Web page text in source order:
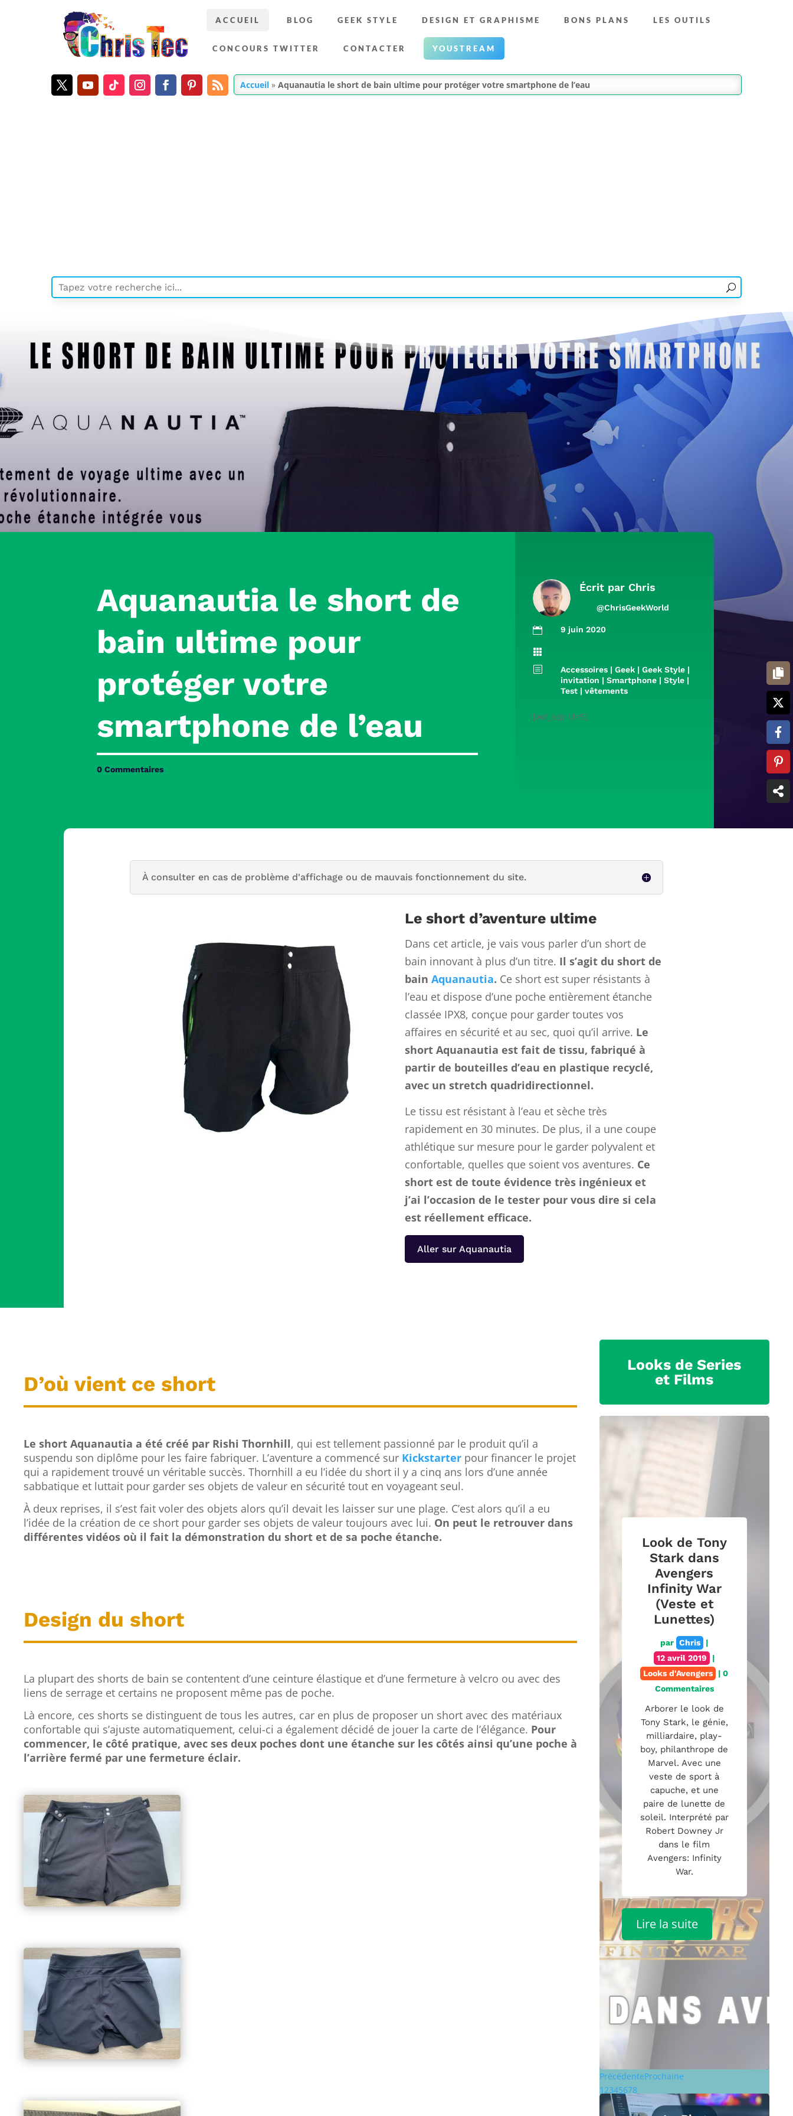
ACCUEIL BLOG GEEK STYLE DESIGN ET GRAPHISME BONS PLANS LES OUTILS
CONCOURS TWITTER CONTACTER YOUSTREAM
Accueil »Aquanautia le short de bain ultime pour protéger votre smartphone de l’eau
Aquanautia le short de
bain ultime pour
protéger votre
smartphone de l’eau
0 Commentaires
Écrit par Chris
@ChrisGeekWorld
 9 juin 2020

b
Accessoires |Geek |Geek Style |
invitation |Smartphone |Style |
Test |vêtements
[wd_asp id=5]
À consulter en cas de problème d'affichage ou de mauvais fonctionnement du site.
Le short d’aventure ultime
Dans cet article, je vais vous parler d’un short de
bain innovant à plus d’un titre. Il s’agit du short de
bain Aquanautia. Ce short est super résistants à
l’eau et dispose d’une poche entièrement étanche
classée IPX8, conçue pour garder toutes vos
affaires en sécurité et au sec, quoi qu’il arrive. Le
short Aquanautia est fait de tissu, fabriqué à
partir de bouteilles d’eau en plastique recyclé,
avec un stretch quadridirectionnel.
Le tissu est résistant à l’eau et sèche très
rapidement en 30 minutes. De plus, il a une coupe
athlétique sur mesure pour le garder polyvalent et
confortable, quelles que soient vos aventures. Ce
short est de toute évidence très ingénieux et
j’ai l’occasion de le tester pour vous dire si cela
est réellement efficace.
Aller sur Aquanautia
D’où vient ce short
Le short Aquanautia a été créé par Rishi Thornhill, qui est tellement passionné par le produit qu’il a
suspendu son diplôme pour les faire fabriquer. L’aventure a commencé sur Kickstarter pour financer le projet
qui a rapidement trouvé un véritable succès. Thornhill a eu l’idée du short il y a cinq ans lors d’une année
sabbatique et luttait pour garder ses objets de valeur en sécurité tout en voyageant seul.
À deux reprises, il s’est fait voler des objets alors qu’il devait les laisser sur une plage. C’est alors qu’il a eu
l’idée de la création de ce short pour garder ses objets de valeur toujours avec lui. On peut le retrouver dans
différentes vidéos où il fait la démonstration du short et de sa poche étanche.
Design du short
La plupart des shorts de bain se contentent d’une ceinture élastique et d’une fermeture à velcro ou avec des
liens de serrage et certains ne proposent même pas de poche.
Là encore, ces shorts se distinguent de tous les autres, car en plus de proposer un short avec des matériaux
confortable qui s’ajuste automatiquement, celui-ci a également décidé de jouer la carte de l’élégance. Pour
commencer, le côté pratique, avec ses deux poches dont une étanche sur les côtés ainsi qu’une poche à
l’arrière fermé par une fermeture éclair.
Looks de Series
et Films
Look de Tony
Stark dans
Avengers
Infinity War
(Veste et
Lunettes)
par Chris
|
12 avril 2019
|
Looks d'Avengers
| 0
Commentaires
Arborer le look de
Tony Stark, le génie,
milliardaire, play-
boy, philanthrope de
Marvel. Avec une
veste de sport à
capuche, et une
paire de lunette de
soleil. Interprété par
Robert Downey Jr
dans le film
Avengers: Infinity
War.
Lire la suite
PrécédenteProchaine
1 2345678